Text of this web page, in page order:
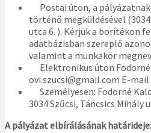
Postai úton, a pályázatnak
történő megküldésével
utca 6. ). Kérjük a borítékon
adatbázisban szereplő
valamint a munkakör
Elektronikus úton Fodorné
ovi.szucsi@gmail.com E-
Személyesen: Fodorné
3034 Szűcsi, Táncsics Mihály
A pályázat elbírálásának határideje: